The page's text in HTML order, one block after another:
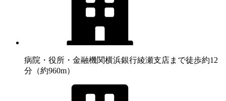
病院・役所・金融機関横浜銀行綾瀬支店まで徒歩約12
分（約960m）